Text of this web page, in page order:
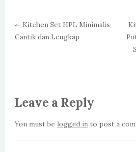
Post
← Kitchen Set HPL Minimalis
Cantik dan Lengkap
Leave a Reply
You must be logged in to post a